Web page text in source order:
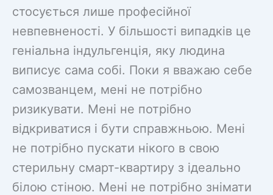
стосується лише професійної
невпевненості. У більшості випадків це
геніальна індульгенція, яку людина
виписує сама собі. Поки я вважаю себе
самозванцем, мені не потрібно
ризикувати. Мені не потрібно
відкриватися і бути справжньою. Мені
не потрібно пускати нікого в свою
стерильну смарт-квартиру з ідеально
білою стіною. Мені не потрібно знімати